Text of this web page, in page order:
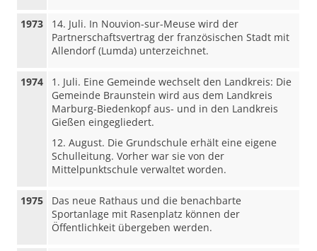
1973
14. Juli. In Nouvion-sur-Meuse wird der
Partnerschaftsvertrag der französischen Stadt mit
Allendorf (Lumda) unterzeichnet.
1974
1. Juli. Eine Gemeinde wechselt den Landkreis: Die
Gemeinde Braunstein wird aus dem Landkreis
Marburg-Biedenkopf aus- und in den Landkreis
Gießen eingegliedert.
12. August. Die Grundschule erhält eine eigene
Schulleitung. Vorher war sie von der
Mittelpunktschule verwaltet worden.
1975
Das neue Rathaus und die benachbarte
Sportanlage mit Rasenplatz können der
Öffentlichkeit übergeben werden.